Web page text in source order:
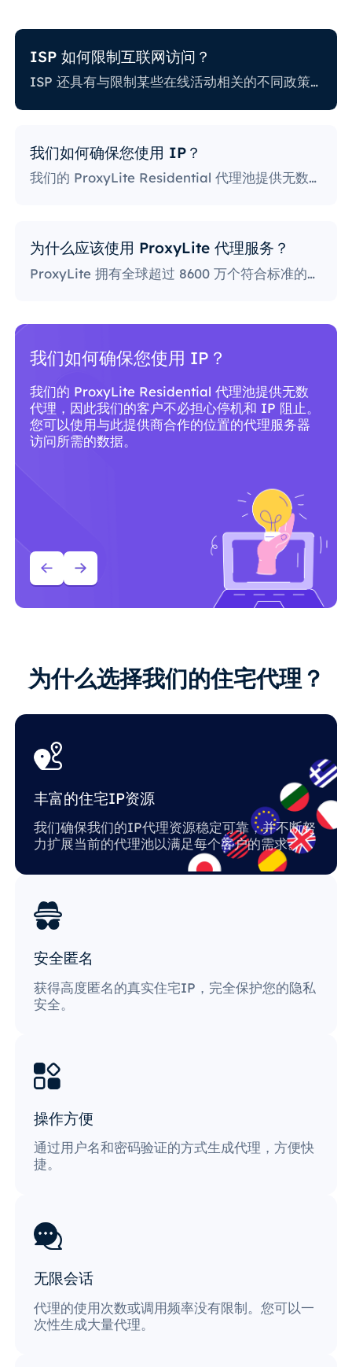
ISP 如何限制互联网访问？
ISP 还具有与限制某些在线活动相关的不同政策。一些 ISP 会阻止某些网站，这对代理用户来说可能是一个巨大的问题。政策最严格的 ISP 会阻止访问社交媒体平台、新闻网站等。阻止特定端口也是一种相当流行的做法，严重限制了用户访问和使用互联网的方式。
我们如何确保您使用 IP？
我们的 ProxyLite Residential 代理池提供无数代理，因此我们的客户不必担心停机和 IP 阻止。您可以使用与此提供商合作的位置的代理服务器访问所需的数据。
为什么应该使用 ProxyLite 代理服务？
ProxyLite 拥有全球超过 8600 万个符合标准的住宅代理，是真正的代理服务器的首选。
为什么应该使用 ProxyLite 代理服
ProxyLite 拥有全球超过 8600 万个符合标准的住
宅代理，是真正的代理服务器的首选。
为什么选择我们的住宅代理？
丰富的住宅IP资源
我们确保我们的IP代理资源稳定可靠，并不断努
力扩展当前的代理池以满足每个客户的需求。
安全匿名
获得高度匿名的真实住宅IP，完全保护您的隐私
安全。
操作方便
通过用户名和密码验证的方式生成代理，方便快
捷。
无限会话
代理的使用次数或调用频率没有限制。您可以一
次性生成大量代理。